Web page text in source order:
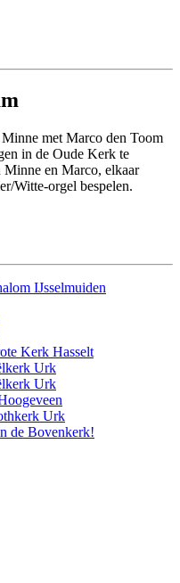
met Marco den Toom
in de Oude Kerk te
en Marco, elkaar
Witte-orgel bespelen.
IJsselmuiden
Kerk Hasselt
Urk
Urk
Urk
de Bovenkerk!